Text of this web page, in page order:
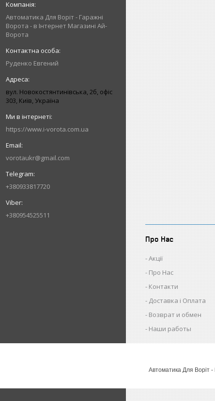
Автоматика Для Воріт - Гаражні
Ворота - в Інтернет Магазині Ай-
Ворота
Руденко Евгений
вул. Новокостянтинівська, 2б, офіс
303, Київ, Україна
https://www.i-vorota.com.ua
vorotaukr@gmail.com
+380933817720
+380954525511
Про Нас
Акції
Про Нас
Контакти
Доставка і Оплата
Возврат и обмен
Наши работы